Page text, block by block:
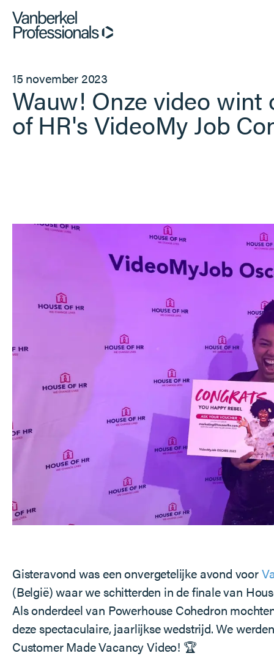
Professionals
Opdrachtgevers
Vacatures
15 november 2023
Wauw! Onze video wint
of HR's VideoMy Job
Gisteravond was een onvergetelijke avond voor
(België) waar we schitterden in de finale van
Als onderdeel van Powerhouse Cohedron
deze spectaculaire, jaarlijkse wedstrijd. We
Customer Made Vacancy Video! 🏆